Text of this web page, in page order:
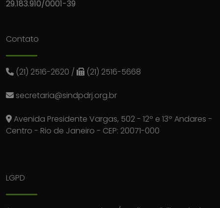
29.183.910/0001-39
Contato
(21) 2516-2620 / (21) 2516-5668
secretaria@sindpdrj.org.br
Avenida Presidente Vargas, 502 - 12º e 13º Andares -
Centro - Rio de Janeiro - CEP: 20071-000
LGPD